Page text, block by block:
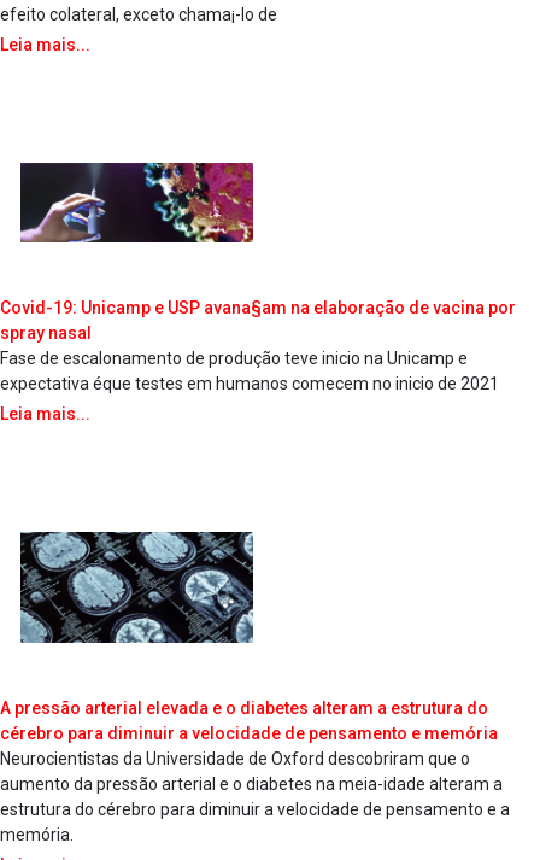
efeito colateral, exceto chama¡-lo de
Leia mais...
Covid-19: Unicamp e USP avana§am na elaboração de vacina por
spray nasal
Fase de escalonamento de produção teve ini­cio na Unicamp e
expectativa éque testes em humanos comecem no ini­cio de 2021
Leia mais...
A pressão arterial elevada e o diabetes alteram a estrutura do
cérebro para diminuir a velocidade de pensamento e memória
Neurocientistas da Universidade de Oxford descobriram que o
aumento da pressão arterial e o diabetes na meia-idade alteram a
estrutura do cérebro para diminuir a velocidade de pensamento e a
memória.